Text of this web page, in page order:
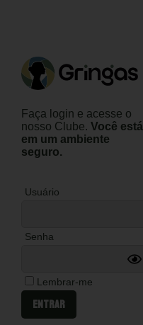
Faça login e acesse o
nosso Clube. Você está
em um ambiente
seguro.
Usuário
Senha
Lembrar-me